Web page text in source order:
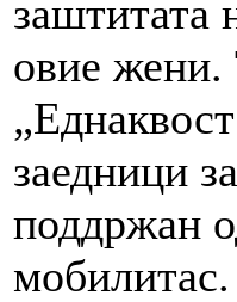
заштитата
овие жени.
заедници
поддржан
мобилитас.